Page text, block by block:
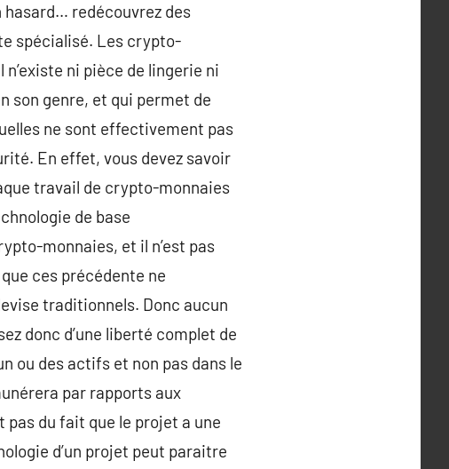
hasard… redécouvrez des
spécialisé. Les crypto-
ni pièce de lingerie ni
son genre, et qui permet de
ne sont effectivement pas
En effet, vous devez savoir
travail de crypto-monnaies
de base
monnaies, et il n’est pas
ces précédente ne
traditionnels. Donc aucun
donc d’une liberté complet de
ou des actifs et non pas dans le
par rapports aux
pas du fait que le projet a une
d’un projet peut paraitre